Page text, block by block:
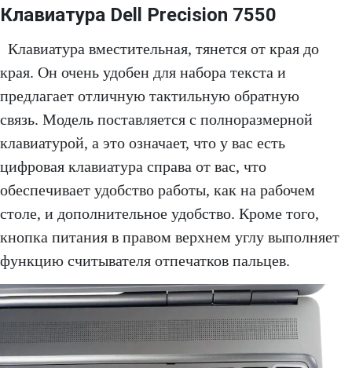
Клавиатура Dell Precision 7550
Клавиатура вместительная, тянется от края до
края. Он очень удобен для набора текста и
предлагает отличную тактильную обратную
связь. Модель поставляется с полноразмерной
клавиатурой, а это означает, что у вас есть
цифровая клавиатура справа от вас, что
обеспечивает удобство работы, как на рабочем
столе, и дополнительное удобство. Кроме того,
кнопка питания в правом верхнем углу выполняет
функцию считывателя отпечатков пальцев.